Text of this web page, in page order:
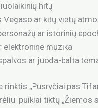
hitų
Vegaso ar kitų vietų
ar istorinių
elektroninė muzika
ar juoda-balta
„Pusryčiai pas
puikiai tiktų „Žiemos